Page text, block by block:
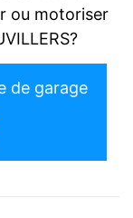
ou motoriser
de garage